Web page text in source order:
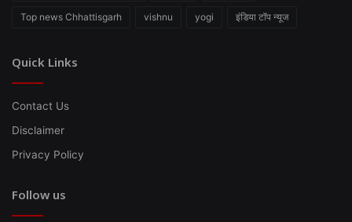
Top news Chhattisgarh vishnu yogi इंडिया टॉप न्यूज
Quick Links
Contact Us
Disclaimer
Privacy Policy
Follow us